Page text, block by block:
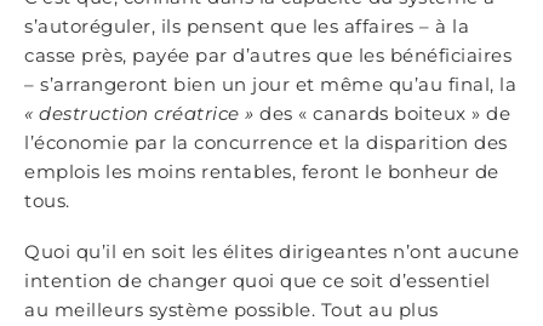
s’autoréguler, ils pensent que les affaires – à la
casse près, payée par d’autres que les bénéficiaires
– s’arrangeront bien un jour et même qu’au final, la
« destruction créatrice » des « canards boiteux » de
l’économie par la concurrence et la disparition des
emplois les moins rentables, feront le bonheur de
tous.
Quoi qu’il en soit les élites dirigeantes n’ont aucune
intention de changer quoi que ce soit d’essentiel
au meilleurs système possible. Tout au plus